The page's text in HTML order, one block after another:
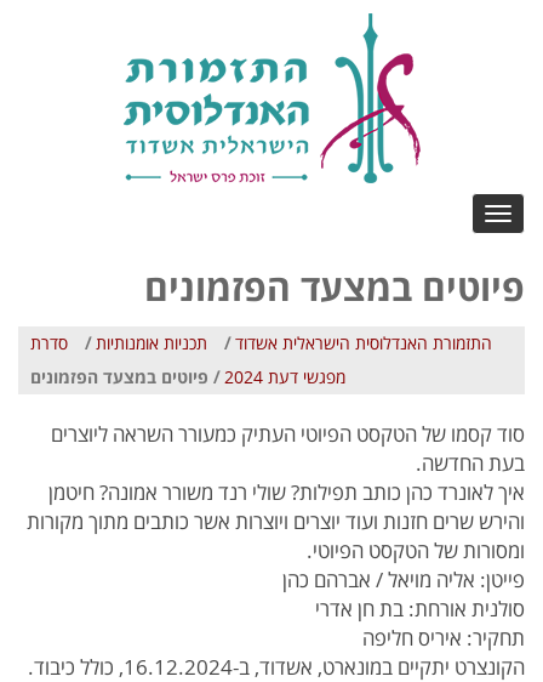
Toggle
navigation
פיוטים במצעד הפזמונים
התזמורת האנדלוסית הישראלית אשדוד/ תכניות אומנותיות/
סדרת
מפגשי דעת 2024
/ פיוטים במצעד הפזמונים
סוד קסמו של הטקסט הפיוטי העתיק כמעורר השראה ליוצרים
בעת החדשה.
איך לאונרד כהן כותב תפילות? שולי רנד משורר אמונה? חיטמן
והירש שרים חזנות ועוד יוצרים ויוצרות אשר כותבים מתוך מקורות
ומסורות של הטקסט הפיוטי.
פייטן: אליה מויאל / אברהם כהן
סולנית אורחת: בת חן אדרי
תחקיר: איריס חליפה
הקונצרט יתקיים במונארט, אשדוד, ב-16.12.2024, כולל כיבוד.